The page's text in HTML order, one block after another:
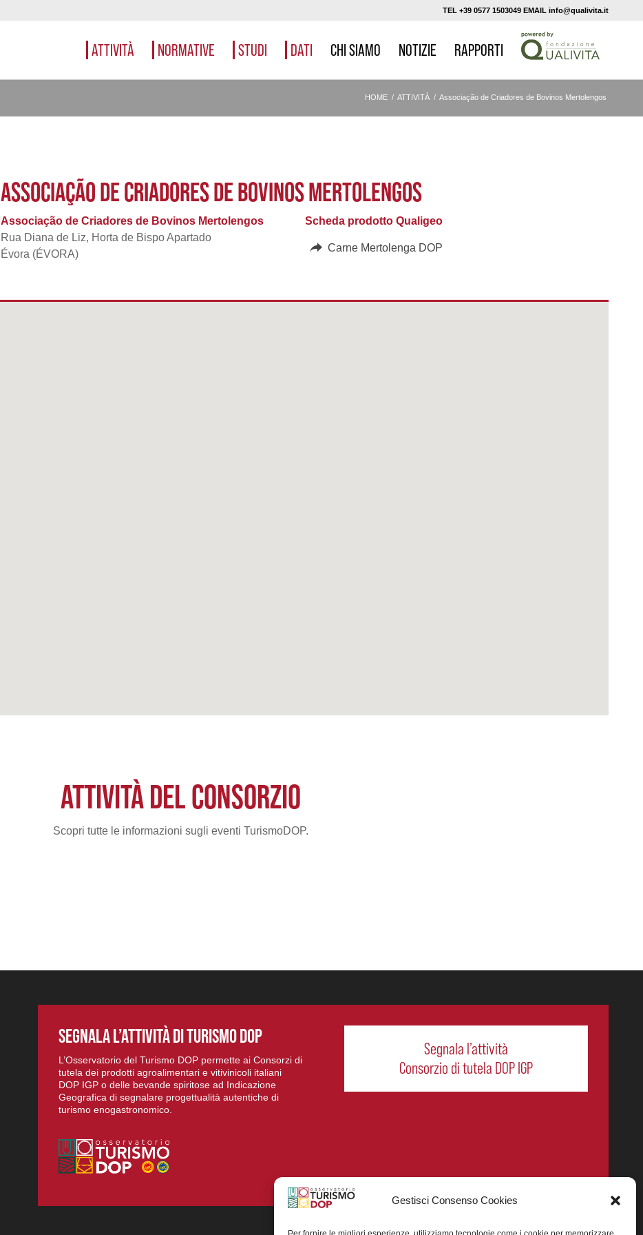
Gestisci Consenso Cookies
TEL +39 0577 1503049 EMAIL info@qualivita.it
ATTIVITÀ NORMATIVE STUDI DATI CHI SIAMO NOTIZIE RAPPORTI
HOME / ATTIVITÀ / Associação de Criadores de Bovinos Mertolengos
ASSOCIAÇÃO DE CRIADORES DE BOVINOS MERTOLENGOS
Associação de Criadores de Bovinos Mertolengos
Rua Diana de Liz, Horta de Bispo Apartado
Évora (ÉVORA)
Scheda prodotto Qualigeo
Carne Mertolenga DOP
ATTIVITÀ DEL CONSORZIO
Scopri tutte le informazioni sugli eventi TurismoDOP.
SEGNALA L’ATTIVITÀ DI TURISMO DOP
L’Osservatorio del Turismo DOP permette ai Consorzi di
tutela dei prodotti agroalimentari e vitivinicoli italiani
DOP IGP o delle bevande spiritose ad Indicazione
Geografica di segnalare progettualità autentiche di
turismo enogastronomico.
Segnala l’attività
Consorzio di tutela DOP IGP